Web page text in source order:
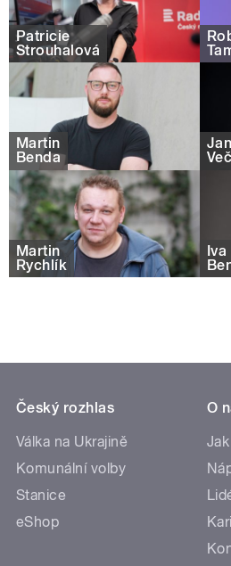
Patricie
Strouhalová
Martin
Benda
Jan
Martin
Rychlík
Iva
Český rozhlas
Válka na Ukrajině
Komunální volby
Stanice
eShop
O